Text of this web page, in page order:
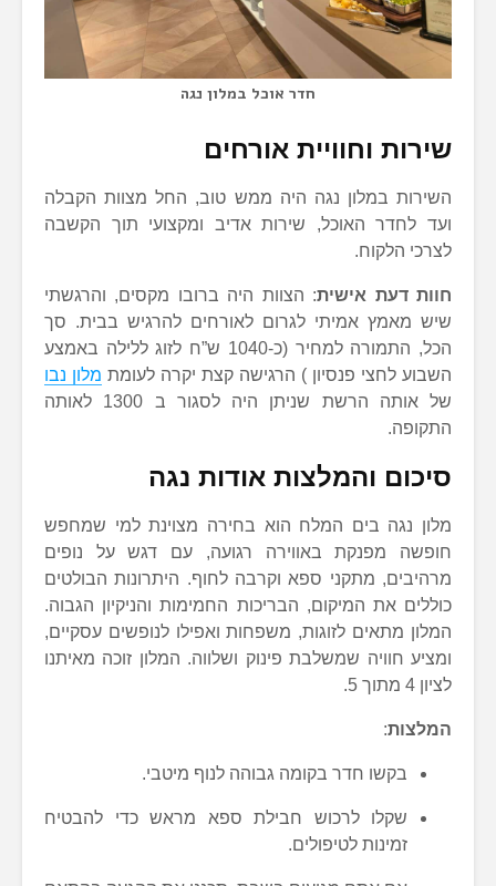
חדר אוכל במלון נגה
שירות וחוויית אורחים
השירות במלון נגה היה ממש טוב, החל מצוות הקבלה
ועד לחדר האוכל, שירות אדיב ומקצועי תוך הקשבה
לצרכי הלקוח.
חוות דעת אישית: הצוות היה ברובו מקסים, והרגשתי
שיש מאמץ אמיתי לגרום לאורחים להרגיש בבית. סך
הכל, התמורה למחיר (כ-1040 ש”ח לזוג ללילה באמצע
השבוע לחצי פנסיון ) הרגישה קצת יקרה לעומת מלון נבו
של אותה הרשת שניתן היה לסגור ב 1300 לאותה
התקופה.
סיכום והמלצות אודות נגה
מלון נגה בים המלח הוא בחירה מצוינת למי שמחפש
חופשה מפנקת באווירה רגועה, עם דגש על נופים
מרהיבים, מתקני ספא וקרבה לחוף. היתרונות הבולטים
כוללים את המיקום, הבריכות החמימות והניקיון הגבוה.
המלון מתאים לזוגות, משפחות ואפילו לנופשים עסקיים,
ומציע חוויה שמשלבת פינוק ושלווה. המלון זוכה מאיתנו
לציון 4 מתוך 5.
המלצות:
בקשו חדר בקומה גבוהה לנוף מיטבי.
שקלו לרכוש חבילת ספא מראש כדי להבטיח
זמינות לטיפולים.